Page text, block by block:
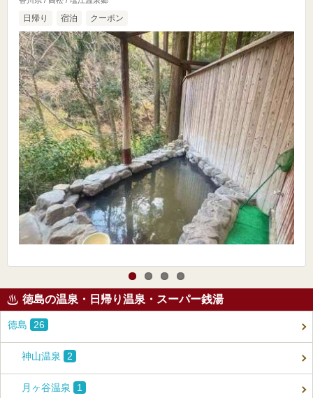
日帰り 宿泊 クーポン
徳島の温泉・日帰り温泉・スーパー銭湯
徳島 26
神山温泉 2
月ヶ谷温泉 1